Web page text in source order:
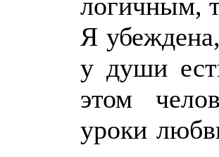
логичным,
Я
у души
этом
уроки